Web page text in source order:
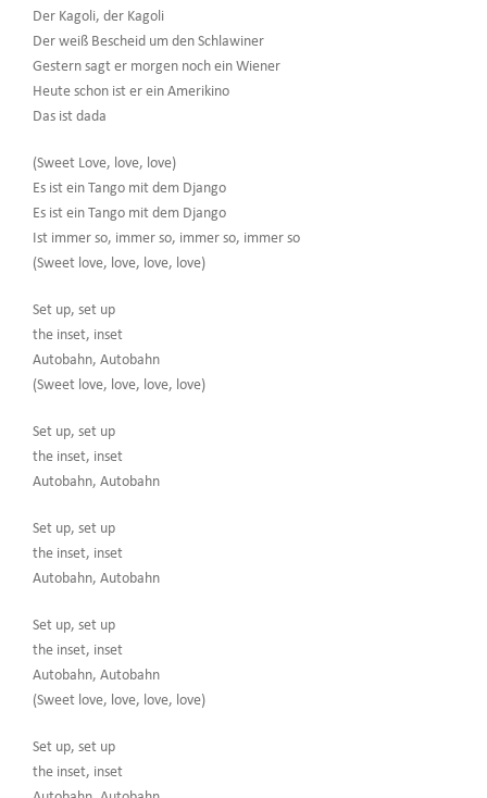
Der Kagoli, der Kagoli
Der weiß Bescheid um den Schlawiner
Gestern sagt er morgen noch ein Wiener
Heute schon ist er ein Amerikino
Das ist dada
(Sweet Love, love, love)
Es ist ein Tango mit dem Django
Es ist ein Tango mit dem Django
Ist immer so, immer so, immer so, immer so
(Sweet love, love, love, love)
Set up, set up
the inset, inset
Autobahn, Autobahn
(Sweet love, love, love, love)
Set up, set up
the inset, inset
Autobahn, Autobahn
Set up, set up
the inset, inset
Autobahn, Autobahn
Set up, set up
the inset, inset
Autobahn, Autobahn
(Sweet love, love, love, love)
Set up, set up
the inset, inset